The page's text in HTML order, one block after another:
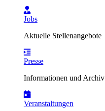
Jobs
Aktuelle Stellenangebote
Presse
Informationen und Archiv
Veranstaltungen